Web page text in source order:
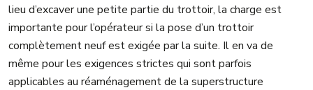
lieu d’excaver une petite partie du trottoir, la charge est
importante pour l’opérateur si la pose d’un trottoir
complètement neuf est exigée par la suite. Il en va de
même pour les exigences strictes qui sont parfois
applicables au réaménagement de la superstructure